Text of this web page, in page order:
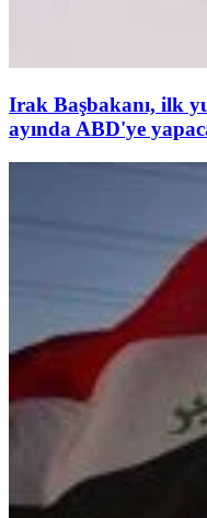
Irak Başbakanı, ilk
ayında ABD'ye